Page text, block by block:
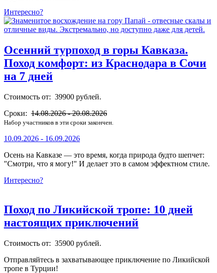
Интересно?
Осенний турпоход в горы Кавказа.
Поход комфорт: из Краснодара в Сочи
на 7 дней
Стоимость от: 39900 рублей.
Сроки: 14.08.2026 - 20.08.2026
Набор участников в эти сроки закончен.
10.09.2026 - 16.09.2026
Осень на Кавказе — это время, когда природа будто шепчет:
"Смотри, что я могу!" И делает это в самом эффектном стиле.
Интересно?
Поход по Ликийской тропе: 10 дней
настоящих приключений
Стоимость от: 35900 рублей.
Отправляйтесь в захватывающее приключение по Ликийской
тропе в Турции!